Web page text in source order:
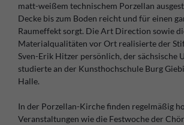
matt-weißem technischem Porzellan
Decke bis zum Boden reicht und für einen
Raumeffekt sorgt. Die Art Direction sowie
Materialqualitäten vor Ort realisierte der
Sven-Erik Hitzer persönlich, der sächsische
studierte an der Kunsthochschule Burg
Halle.
In der Porzellan-Kirche finden regelmäßig
Veranstaltungen wie die Festwoche der